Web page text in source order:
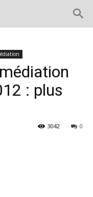
: plus
0
3042